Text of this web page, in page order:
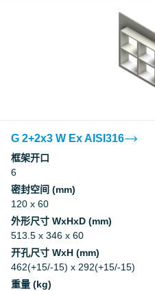
G 2+2x3 W Ex AISI316
框架开口
6
密封空间 (mm)
120 x 60
外形尺寸 WxHxD (mm)
513.5 x 346 x 60
开孔尺寸 WxH (mm)
462(+15/-15) x 292(+15/-15)
重量 (kg)